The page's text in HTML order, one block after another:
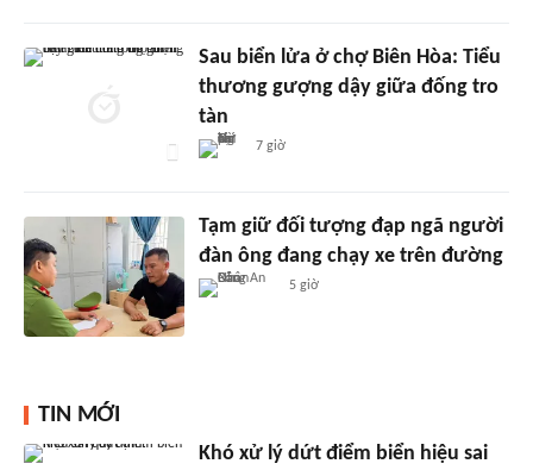
Sau biển lửa ở chợ Biên Hòa: Tiểu
thương gượng dậy giữa đống tro
tàn
7 giờ
Tạm giữ đối tượng đạp ngã người
đàn ông đang chạy xe trên đường
5 giờ
TIN MỚI
Khó xử lý dứt điểm biển hiệu sai